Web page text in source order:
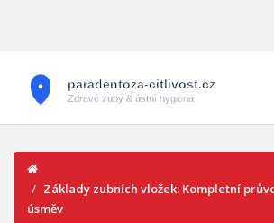
Základy zubních vložek: Kompletní
úsměv